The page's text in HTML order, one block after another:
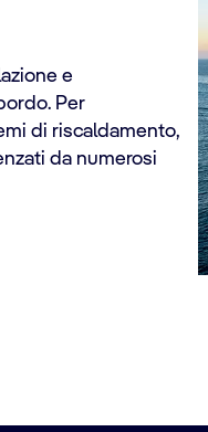
e
Per
di riscaldamento,
da numerosi